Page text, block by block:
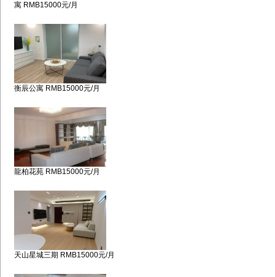
寓 RMB15000元/月
衡辰公寓 RMB15000元/月
龍柏花苑 RMB15000元/月
天山星城三期 RMB15000元/月